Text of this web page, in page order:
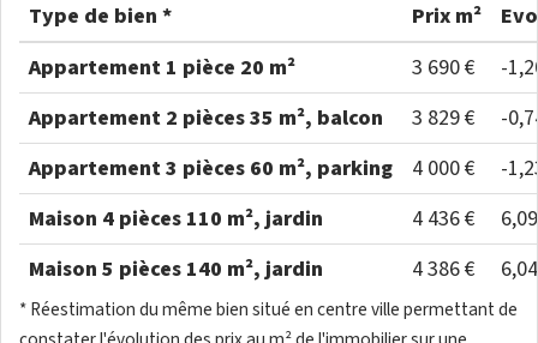
Type de bien * Prix m²
Appartement 1 pièce 20 m²
3 690 €
-
Appartement 2 pièces 35 m², balcon
3 829 €
-
Appartement 3 pièces 60 m², parking
4 000 €
-
Maison 4 pièces 110 m², jardin
4 436 €
Maison 5 pièces 140 m², jardin
4 386 €
* Réestimation du même bien situé en centre ville permettant de